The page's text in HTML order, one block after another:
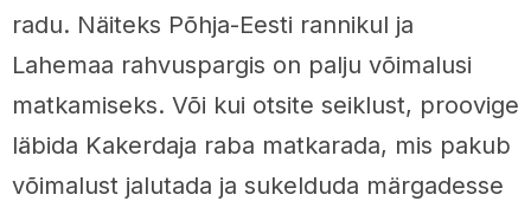
radu. Näiteks Põhja-Eesti rannikul ja
Lahemaa rahvuspargis on palju võimalusi
matkamiseks. Või kui otsite seiklust, proovige
läbida Kakerdaja raba matkarada, mis pakub
võimalust jalutada ja sukelduda märgadesse